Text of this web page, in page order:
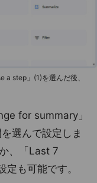
a step」(1)を選んだ後、
for summary」
選んで設定しま
、「Last 7
も可能です。